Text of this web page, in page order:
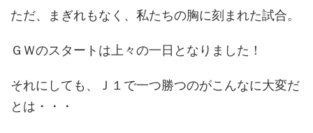
ただ、まぎれもなく、私たちの胸に刻まれた試合。
ＧＷのスタートは上々の一日となりました！
それにしても、Ｊ１で一つ勝つのがこんなに大変だ
とは・・・